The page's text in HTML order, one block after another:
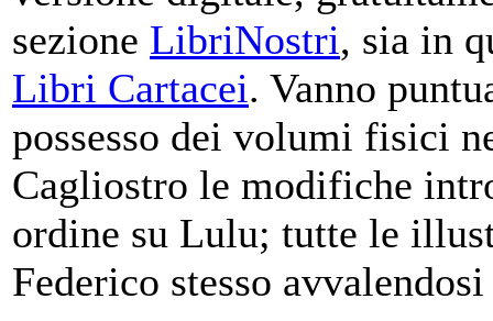
sezione LibriNostri, sia in
Libri Cartacei. Vanno
possesso dei volumi fisici
Cagliostro le modifiche
ordine su Lulu; tutte le
Federico stesso